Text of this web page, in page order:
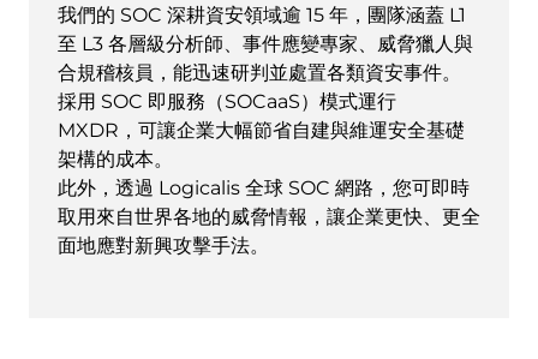
我們的 SOC 深耕資安領域逾 15 年，團隊涵蓋 L1
至 L3 各層級分析師、事件應變專家、威脅獵人與
合規稽核員，能迅速研判並處置各類資安事件。
採用 SOC 即服務（SOCaaS）模式運行
MXDR，可讓企業大幅節省自建與維運安全基礎
架構的成本。
此外，透過 Logicalis 全球 SOC 網路，您可即時
取用來自世界各地的威脅情報，讓企業更快、更全
面地應對新興攻擊手法。